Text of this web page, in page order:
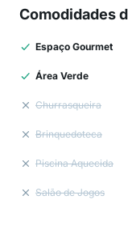
Comodidades
Espaço Gourmet
Área Verde
Churrasqueira
Brinquedoteca
Piscina Aquecida
Salão de Jogos